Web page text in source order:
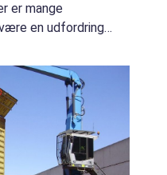
er mange
en udfordring